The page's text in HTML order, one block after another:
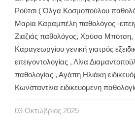
Ρούτσι ( Όλγα Κοσμοπούλου
Μαρία Καραμπέλη παθολόγος -
Ζιαζιάς παθολόγος, Χρύσα
Καραγεωργίου γενική γιατρός
επειγοντολογίας , Λίνα
παθολογίας , Αγάπη Ηλιάκη
Κωνσταντίνα ειδικευόμενη
03 Οκτώβριος 2025